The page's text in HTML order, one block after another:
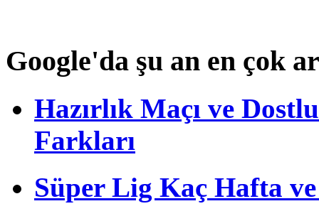
Google'da şu an en çok
Hazırlık Maçı ve
Farkları
Süper Lig Kaç Hafta